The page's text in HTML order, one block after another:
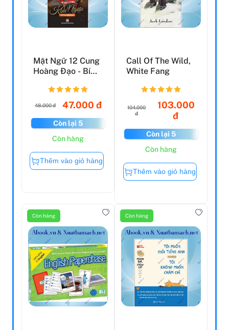
Mật Ngữ 12 Cung
Hoàng Đạo - Bí
Ngưu -...
48.000 đ 47.000 đ
Còn lại 5
Còn hàng
Thêm vào giỏ hàng
Call Of The Wild,
White Fang
104.000
đ
103.000
đ
Còn lại 5
Còn hàng
Thêm vào giỏ hàng
Còn hàng Còn hàng